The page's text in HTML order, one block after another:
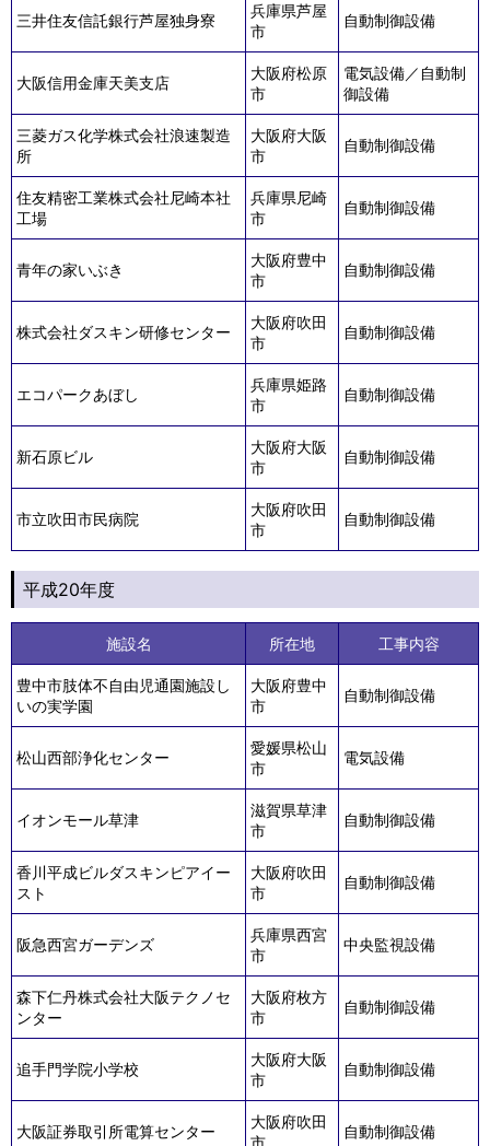
三井住友信託銀行芦屋独身寮
兵庫県芦屋
市
自動制御設備
大阪信用金庫天美支店
大阪府松原
市
電気設備／自動制
御設備
三菱ガス化学株式会社浪速製造
所
大阪府大阪
市
自動制御設備
住友精密工業株式会社尼崎本社
工場
兵庫県尼崎
市
自動制御設備
青年の家いぶき
大阪府豊中
市
自動制御設備
株式会社ダスキン研修センター
大阪府吹田
市
自動制御設備
エコパークあぼし
兵庫県姫路
市
自動制御設備
新石原ビル
大阪府大阪
市
自動制御設備
市立吹田市民病院
大阪府吹田
市
自動制御設備
平成20年度
施設名 所在地 工事内容
豊中市肢体不自由児通園施設し
いの実学園
大阪府豊中
市
自動制御設備
松山西部浄化センター
愛媛県松山
市
電気設備
イオンモール草津
滋賀県草津
市
自動制御設備
香川平成ビルダスキンピアイー
スト
大阪府吹田
市
自動制御設備
阪急西宮ガーデンズ
兵庫県西宮
市
中央監視設備
森下仁丹株式会社大阪テクノセ
ンター
大阪府枚方
市
自動制御設備
追手門学院小学校
大阪府大阪
市
自動制御設備
大阪証券取引所電算センター
大阪府吹田
自動制御設備